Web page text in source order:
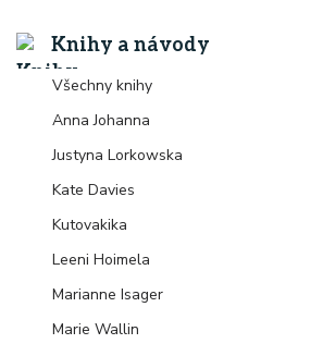
Knihy a návody
Všechny knihy
Anna Johanna
Justyna Lorkowska
Kate Davies
Kutovakika
Leeni Hoimela
Marianne Isager
Marie Wallin